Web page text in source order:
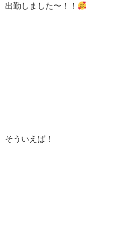
出勤しました〜！！
そういえば！